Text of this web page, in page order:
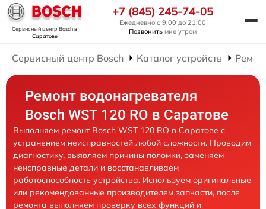
Сервисный центр Boschв
Саратове
+7 (845) 245-74-05
Ежедневно с 9:00 до 21:00
Позвонить мне утром
Сервисный центр Bosch Каталог устройств
Ремонт водонагревателя
Bosch WST 120 RO в Саратове
Выполняем ремонт Bosch WST 120 RO в Саратове с
устранением неисправностей любой сложности. Проводим
диагностику, выявляем причины поломки, заменяем
неисправные детали и восстанавливаем
работоспособность устройства. Используем оригинальные
или рекомендованные производителем запчасти, после
ремонта выполняем проверку всех функций и